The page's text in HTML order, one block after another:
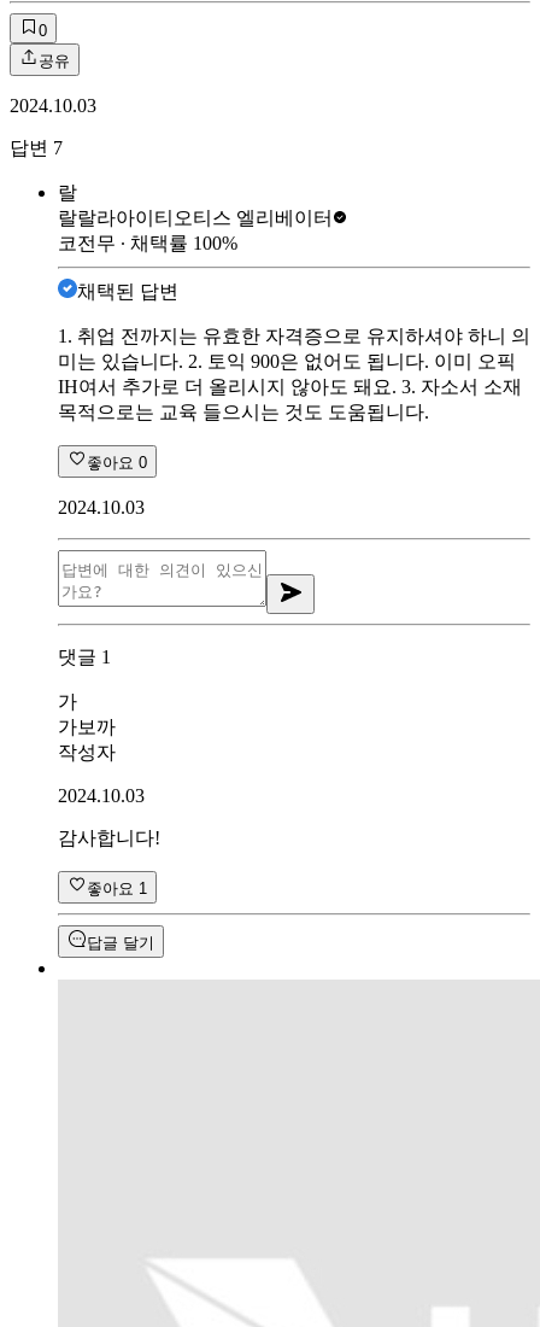
0
공유
2024.10.03
답변 7
랄
랄랄라아이티 오티스 엘리베이터
코전무 ∙ 채택률 100%
채택된 답변
1. 취업 전까지는 유효한 자격증으로 유지하셔야 하니 의
미는 있습니다. 2. 토익 900은 없어도 됩니다. 이미 오픽
IH여서 추가로 더 올리시지 않아도 돼요. 3. 자소서 소재
목적으로는 교육 들으시는 것도 도움됩니다.
좋아요 0
2024.10.03
댓글 1
가
가보까
작성자
2024.10.03
감사합니다!
좋아요 1
답글 달기